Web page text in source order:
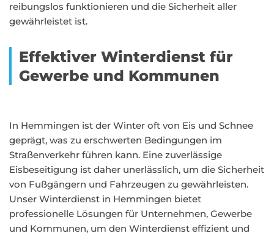
reibungslos funktionieren und die Sicherheit aller
gewährleistet ist.
Effektiver Winterdienst für
Gewerbe und Kommunen
In Hemmingen ist der Winter oft von Eis und Schnee
geprägt, was zu erschwerten Bedingungen im
Straßenverkehr führen kann. Eine zuverlässige
Eisbeseitigung ist daher unerlässlich, um die Sicherheit
von Fußgängern und Fahrzeugen zu gewährleisten.
Unser Winterdienst in Hemmingen bietet
professionelle Lösungen für Unternehmen, Gewerbe
und Kommunen, um den Winterdienst effizient und